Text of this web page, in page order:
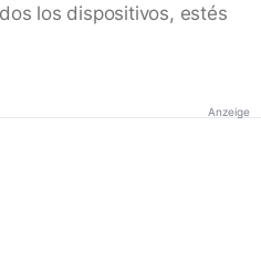
los dispositivos, estés
Anzeige